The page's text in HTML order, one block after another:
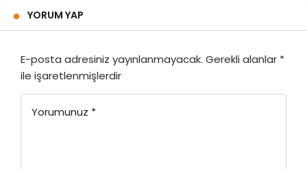
YORUM YAP
E-posta adresiniz yayınlanmayacak. Gerekli alanlar *
ile işaretlenmişlerdir
Yorumunuz *